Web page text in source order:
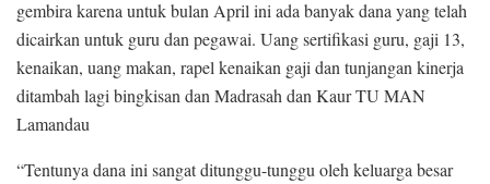
gembira karena untuk bulan April ini ada banyak dana yang telah
dicairkan untuk guru dan pegawai. Uang sertifikasi guru, gaji 13,
kenaikan, uang makan, rapel kenaikan gaji dan tunjangan kinerja
ditambah lagi bingkisan dan Madrasah dan Kaur TU MAN
Lamandau
“Tentunya dana ini sangat ditunggu-tunggu oleh keluarga besar